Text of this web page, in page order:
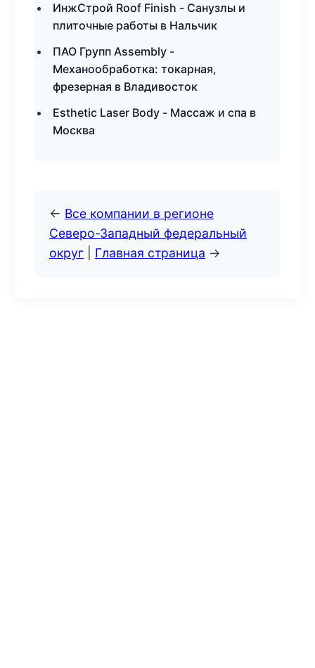
ИнжСтрой Roof Finish - Санузлы и
плиточные работы в Нальчик
ПАО Групп Assembly -
Механообработка: токарная,
фрезерная в Владивосток
Esthetic Laser Body - Массаж и спа в
Москва
← Все компании в регионе
Северо-Западный федеральный
округ
Главная страница →